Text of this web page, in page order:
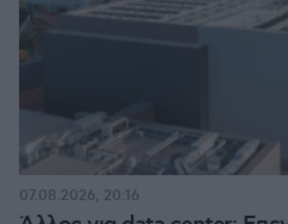
07.08.2026, 20:16